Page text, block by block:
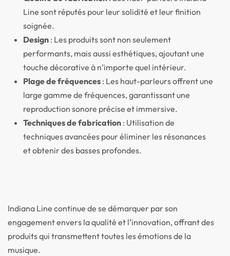
Line sont réputés pour leur solidité et leur finition
soignée.
Design : Les produits sont non seulement
performants, mais aussi esthétiques, ajoutant une
touche décorative à n’importe quel intérieur.
Plage de fréquences : Les haut-parleurs offrent une
large gamme de fréquences, garantissant une
reproduction sonore précise et immersive.
Techniques de fabrication : Utilisation de
techniques avancées pour éliminer les résonances
et obtenir des basses profondes.
Indiana Line continue de se démarquer par son
engagement envers la qualité et l’innovation, offrant des
produits qui transmettent toutes les émotions de la
musique.